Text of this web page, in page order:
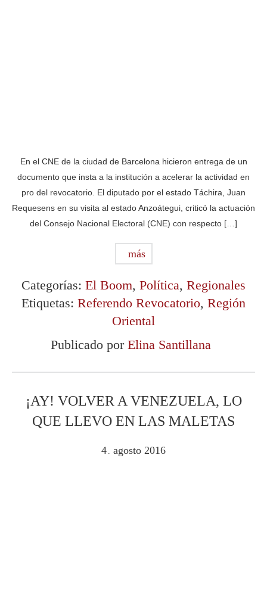
En el CNE de la ciudad de Barcelona hicieron entrega de un
documento que insta a la institución a acelerar la actividad en
pro del revocatorio. El diputado por el estado Táchira, Juan
Requesens en su visita al estado Anzoátegui, criticó la actuación
del Consejo Nacional Electoral (CNE) con respecto […]
más
Categorías: El Boom, Política, Regionales
Etiquetas: Referendo Revocatorio, Región
Oriental
Publicado por Elina Santillana
¡AY! VOLVER A VENEZUELA, LO
QUE LLEVO EN LAS MALETAS
4 . agosto 2016